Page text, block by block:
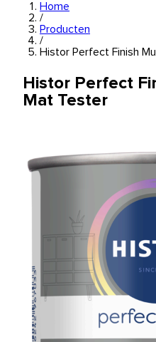
Home
/
Producten
/
Histor Perfect Finish
Histor Perfect
Mat Tester